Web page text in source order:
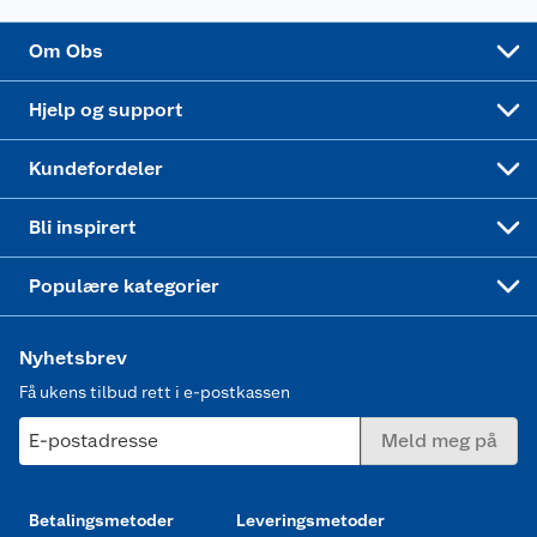
Om Obs
Hjelp og support
Kundefordeler
Bli inspirert
Populære kategorier
Nyhetsbrev
Få ukens tilbud rett i e-postkassen
E-postadresse Meld meg på
Betalingsmetoder Leveringsmetoder